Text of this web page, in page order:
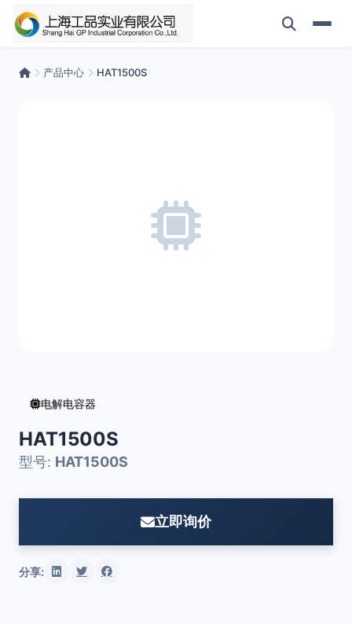
产品中心 HAT1500S
电解电容器
HAT1500S
型号: HAT1500S
立即询价
分享: